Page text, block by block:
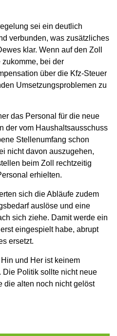
sei ein deutlich
verbunden, was zusätzliches
klar. Wenn auf den Zoll
bei der
über die Kfz-Steuer
Umsetzungsproblemen zu
das Personal für die neue
der vom Haushaltsausschuss
Stellenumfang schon
nicht davon auszugehen,
beim Zoll rechtzeitig
erhielten.
sich die Abläufe zudem
auslöse und eine
sich ziehe. Damit werde ein
eingespielt habe, abrupt
ersetzt.
und Her ist keinem
Die Politik sollte nicht neue
die alten noch nicht gelöst